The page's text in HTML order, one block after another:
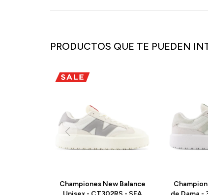
PRODUCTOS QUE TE PUEDEN
Championes New Balance